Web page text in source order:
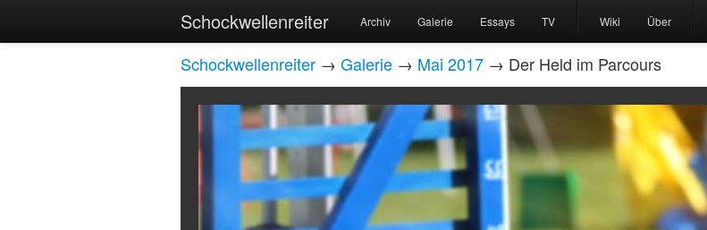
Schockwellenreiter Archiv Galerie Essays TV Wiki Über
Schockwellenreiter → Galerie → Mai 2017 → Der Held im Parcours